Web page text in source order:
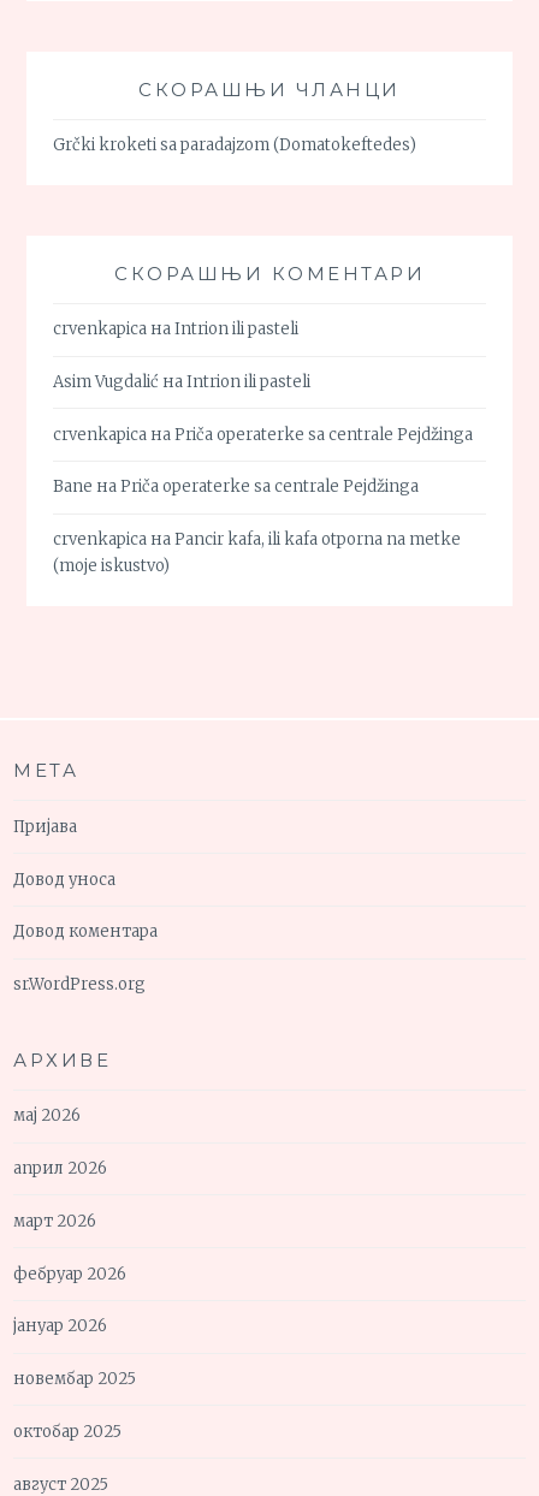
СКОРАШЊИ ЧЛАНЦИ
Grčki kroketi sa paradajzom (Domatokeftedes)
СКОРАШЊИ КОМЕНТАРИ
crvenkapica наIntrion ili pasteli
Asim Vugdalić наIntrion ili pasteli
crvenkapica наPriča operaterke sa centrale Pejdžinga
Bane наPriča operaterke sa centrale Pejdžinga
crvenkapica наPancir kafa, ili kafa otporna na metke
(moje iskustvo)
МЕТА
Пријава
Довод уноса
Довод коментара
sr.WordPress.org
АРХИВЕ
мај 2026
април 2026
март 2026
фебруар 2026
јануар 2026
новембар 2025
октобар 2025
август 2025